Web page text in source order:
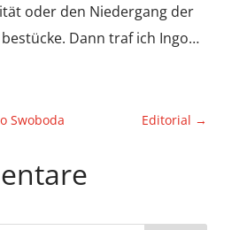
oder den Niedergang der
Dann traf ich Ingo…
Swoboda Editorial →